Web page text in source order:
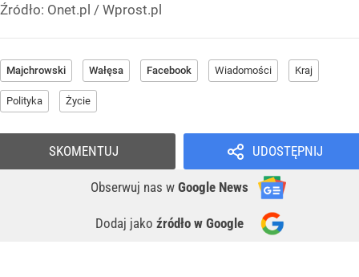
Źródło: Onet.pl / Wprost.pl
Majchrowski Wałęsa Facebook Wiadomości Kraj
Polityka Życie
UDOSTĘPNIJ
Obserwuj nas w Google News
Dodaj jako źródło w Google
SKOMENTUJ